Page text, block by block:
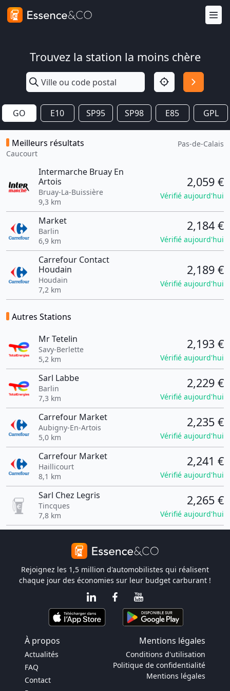
Trouvez la station la moins chère
GO E10 SP95 SP98 E85 GPL
Meilleurs résultats
Caucourt
Pas-de-Calais
Intermarche Bruay En
Artois
Bruay-La-Buissière
9,3 km
2,059 €
Vérifié aujourd'hui
Market
Barlin
6,9 km
2,184 €
Vérifié aujourd'hui
Carrefour Contact
Houdain
Houdain
7,2 km
2,189 €
Vérifié aujourd'hui
Autres Stations
Mr Tetelin
Savy-Berlette
5,2 km
2,193 €
Vérifié aujourd'hui
Sarl Labbe
Barlin
7,3 km
2,229 €
Vérifié aujourd'hui
Carrefour Market
Aubigny-En-Artois
5,0 km
2,235 €
Vérifié aujourd'hui
Carrefour Market
Haillicourt
8,1 km
2,241 €
Vérifié aujourd'hui
Sarl Chez Legris
Tincques
7,8 km
2,265 €
Vérifié aujourd'hui
Rejoignez les 1,5 million d'automobilistes qui réalisent
chaque jour des économies sur leur budget carburant !
À propos Mentions légales
Actualités
FAQ
Contact
Conditions d'utilisation
Politique de confidentialité
Mentions légales